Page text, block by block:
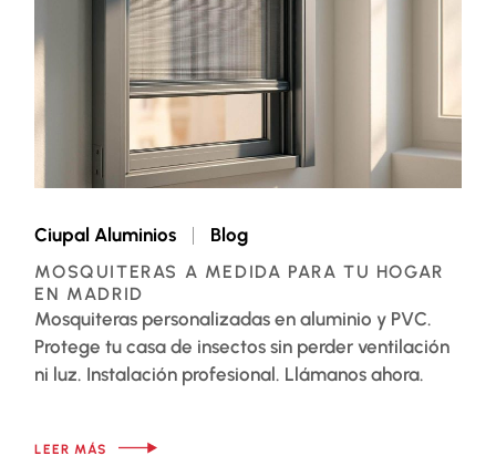
Ciupal Aluminios Blog
MOSQUITERAS A MEDIDA PARA TU HOGAR
EN MADRID
Mosquiteras personalizadas en aluminio y PVC.
Protege tu casa de insectos sin perder ventilación
ni luz. Instalación profesional. Llámanos ahora.
LEER MÁS